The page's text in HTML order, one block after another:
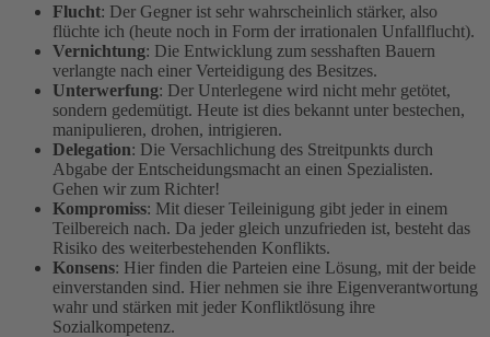
Flucht: Der Gegner ist sehr wahrscheinlich stärker, also
flüchte ich (heute noch in Form der irrationalen Unfallflucht).
Vernichtung: Die Entwicklung zum sesshaften Bauern
verlangte nach einer Verteidigung des Besitzes.
Unterwerfung: Der Unterlegene wird nicht mehr getötet,
sondern gedemütigt. Heute ist dies bekannt unter bestechen,
manipulieren, drohen, intrigieren.
Delegation: Die Versachlichung des Streitpunkts durch
Abgabe der Entscheidungsmacht an einen Spezialisten.
Gehen wir zum Richter!
Kompromiss: Mit dieser Teileinigung gibt jeder in einem
Teilbereich nach. Da jeder gleich unzufrieden ist, besteht das
Risiko des weiterbestehenden Konflikts.
Konsens: Hier finden die Parteien eine Lösung, mit der beide
einverstanden sind. Hier nehmen sie ihre Eigenverantwortung
wahr und stärken mit jeder Konfliktlösung ihre
Sozialkompetenz.